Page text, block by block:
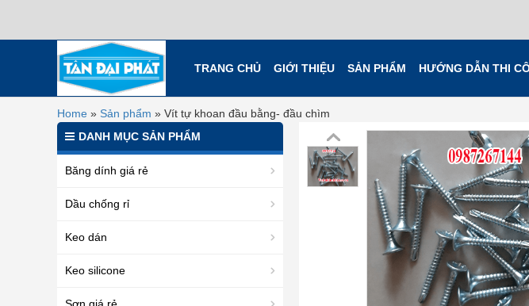
TRANG CHỦ GIỚI THIỆU SẢN PHẨM HƯỚNG DẪN THI
Home » Sản phẩm » Vít tự khoan đầu bằng- đầu chìm
DANH MỤC SẢN PHẨM
Băng dính giá rẻ
Dầu chống rỉ
Keo dán
Keo silicone